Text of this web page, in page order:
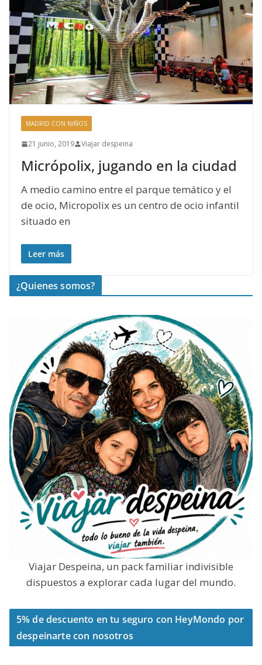
MADRID CON NIÑOS
21 junio, 2019 Viajar despeina
Micrópolix, jugando en la ciudad
A medio camino entre el parque temático y el
de ocio, Micropolix es un centro de ocio infantil
situado en
Leer más
¿Quienes somos?
Viajar Despeina, un pack familiar indivisible
dispuestos a explorar cada lugar del mundo.
5% de descuento en tu seguro con HeyMondo por
despeinarte con nosotros